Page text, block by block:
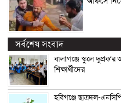
সর্বশেষ সংবাদ
বালাগঞ্জে স্কুলে
শিক্ষার্থীদের
হবিগঞ্জে ছাত্রদল-